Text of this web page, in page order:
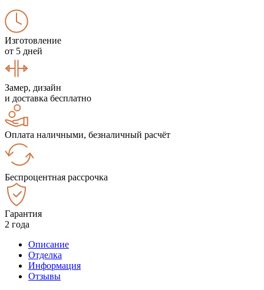
Изготовление
от 5 дней
Замер, дизайн
и доставка бесплатно
Оплата наличными, безналичный расчёт
Беспроцентная рассрочка
Гарантия
2 года
Описание
Отделка
Информация
Отзывы